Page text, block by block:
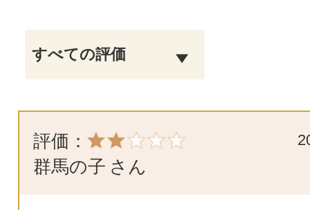
評価：
群馬の子 さん